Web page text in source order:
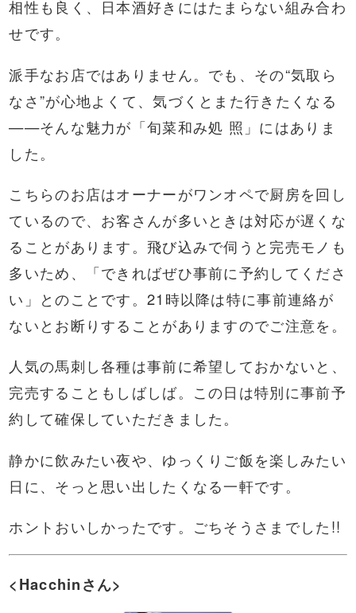
相性も良く、日本酒好きにはたまらない組み合わ
せです。
派手なお店ではありません。でも、その“気取ら
なさ”が心地よくて、気づくとまた行きたくなる
——そんな魅力が「旬菜和み処 照」にはありま
した。
こちらのお店はオーナーがワンオペで厨房を回し
ているので、お客さんが多いときは対応が遅くな
ることがあります。飛び込みで伺うと完売モノも
多いため、「できればぜひ事前に予約してくださ
い」とのことです。21時以降は特に事前連絡が
ないとお断りすることがありますのでご注意を。
人気の馬刺し各種は事前に希望しておかないと、
完売することもしばしば。この日は特別に事前予
約して確保していただきました。
静かに飲みたい夜や、ゆっくりご飯を楽しみたい
日に、そっと思い出したくなる一軒です。
ホントおいしかったです。ごちそうさまでした!!
<Hacchinさん>